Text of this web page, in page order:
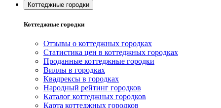
Коттеджные городки
Коттеджные городки
Отзывы о коттеджных городках
Статистика цен в коттеджных городках
Проданные коттеджные городки
Виллы в городках
Квадрексы в городках
Народный рейтинг городков
Каталог коттеджных городков
Карта коттеджных городков